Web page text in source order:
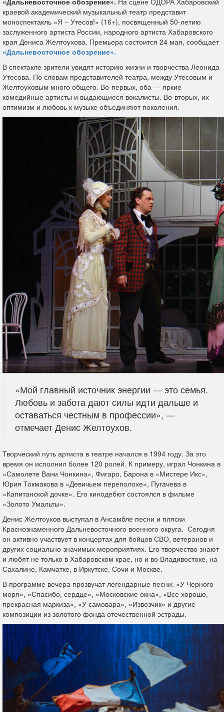
краевой академический музыкальный театр представит
моноспектакль «Я − Утесов!» (16+), посвященный 50-летию
заслуженного артиста России, народного артиста Хабаровского
края Дениса Желтоухова. Премьера состоится 24 мая, сообщает
«Дальневосточное обозрение».
В спектакле зрители увидят историю жизни и творчества Леонида
Утесова. По словам представителей театра, между Утесовым и
Желтоуховым много общего. Во-первых, оба — яркие
комедийные артисты и выдающиеся вокалисты. Во-вторых, их
оптимизм и любовь к музыке объединяют поколения.
«Мой главный источник энергии — это семья.
Любовь и забота дают силы идти дальше и
оставаться честным в профессии», —
отмечает Денис Желтоухов.
Творческий путь артиста в театре начался в 1994 году. За это
время он исполнил более 120 ролей. К примеру, играл Чонкина в
«Самолете Вани Чонкина», Фигаро, Барона в «Мистере Икс»,
Юрия Токмакова в «Девичьем переполохе», Пугачева в
«Капитанской дочке». Его кинодебют состоялся в фильме
«Золото Умальты».
Денис Желтоухов выступал в Ансамбле песни и пляски
Краснознаменного Дальневосточного военного округа. Сегодня
он активно участвует в концертах для бойцов СВО, ветеранов и
других социально значимых мероприятиях. Его творчество знают
и любят не только в Хабаровском крае, но и во Владивостоке, на
Сахалине, Камчатке, в Иркутске, Сочи и Москве.
В программе вечера прозвучат легендарные песни: «У Черного
моря», «Спасибо, сердце», «Московские окна», «Все хорошо,
прекрасная маркиза», «У самовара», «Извозчик» и другие
композиции из золотого фонда отечественной эстрады.